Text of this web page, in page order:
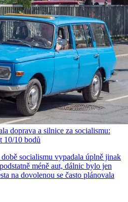
doprava a silnice za socialismu:
10/10 bodů
socialismu vypadala úplně jinak
méně aut, dálnic bylo jen
na dovolenou se často plánovala